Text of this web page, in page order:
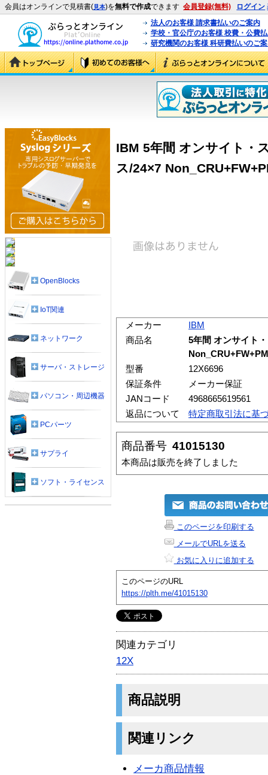
会員はオンラインで見積書(見本)を無料で作成できます 会員登録(無料) ログイン
法人のお客様 請求書払いのご案内
学校・官公庁のお客様 校費・公費
研究機関のお客様 科研費払いのご
IBM 5年間 オンサイト・
ス/24×7
メーカー
IBM
商品名
5年間 オンサイト
Non_CRU+FW+PM
型番
12X6696
保証条件
メーカー保証
JANコード
4968665619561
返品について
特定商取引法に基
商品番号 41015130
本商品は販売を終了しました
このページを印刷する
メールでURLを送る
お気に入りに追加する
このページのURL
https://plth.me/41015130
関連カテゴリ
12X
商品説明
関連リンク
メーカ商品情報
OpenBlocks
IoT関連
ネットワーク
サーバ・ストレージ
パソコン・周辺機器
PCパーツ
サプライ
ソフト・ライセンス